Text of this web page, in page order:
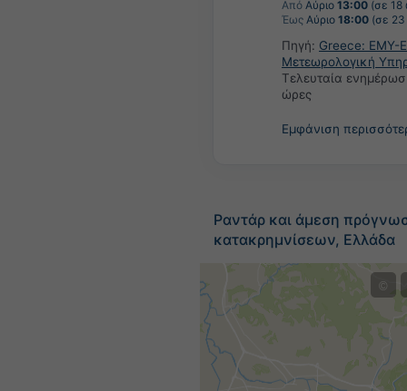
Από Αύριο 13:00 (σε 18
Έως Αύριο 18:00 (σε
Πηγή: Greece: ΕΜΥ-
Μετεωρολογική
Τελευταία
ώρες
Εμφάνιση
Ραντάρ και άμεση
κατακρημνίσεων, Ελλάδα
©